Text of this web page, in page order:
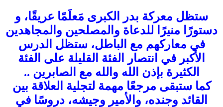
ستظل معركة بدر الكبرى مَعلَمًا عريقًا، و
دستورًا منيرًا للدعاة والمصلحين والمجاهدين
في معاركهم مع الباطل، ستظل الدرس
الأكبر في انتصار الفئة القليلة على الفئة
الكثيرة بإذن الله والله مع الصابرين ..
كما ستبقى مرجعًا مهمة لتجلية العلاقة بين
القائد وجنده، والأمير وجيشه، دروسًا في